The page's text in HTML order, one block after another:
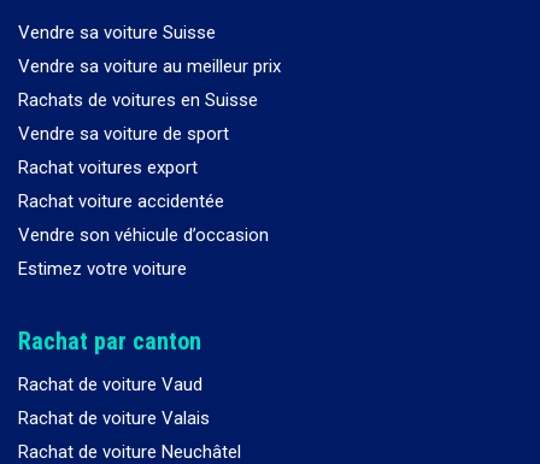
Vendre sa voiture Suisse
Vendre sa voiture au meilleur prix
Rachats de voitures en Suisse
Vendre sa voiture de sport
Rachat voitures export
Rachat voiture accidentée
Vendre son véhicule d’occasion
Estimez votre voiture
Rachat par canton
Rachat de voiture Vaud
Rachat de voiture Valais
Rachat de voiture Neuchâtel